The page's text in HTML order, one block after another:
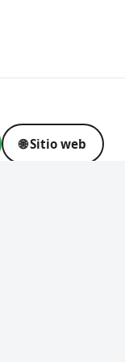
🌐 Sitio web